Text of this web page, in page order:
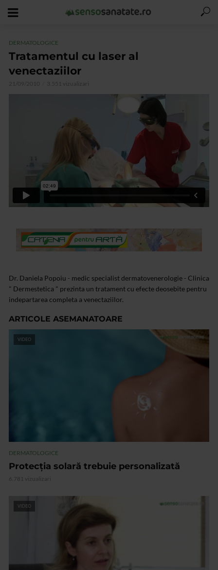
DERMATOLOGICE
Tratamentul cu laser al
venectaziilor
21/09/2010 3.551 vizualizari
Dr. Daniela Popoiu - medic specialist dermatovenerologie - Clinica
" Dermestetica " prezinta un tratament cu efecte deosebite pentru
indepartarea completa a venectaziilor.
ARTICOLE ASEMANATOARE
VIDEO
DERMATOLOGICE
Protecția solară trebuie personalizată
6.781 vizualizari
VIDEO